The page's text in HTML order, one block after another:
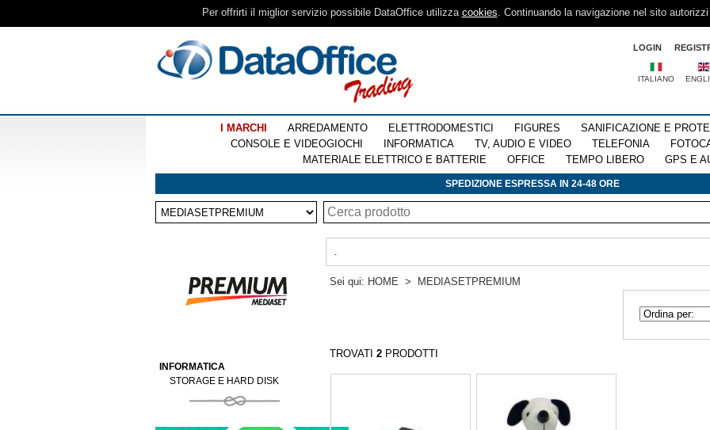
Per offrirti il miglior servizio possibile DataOffice utilizza cookies. Continuando la navigazione nel sito
LOGIN
ITALIANO
I MARCHI ARREDAMENTO ELETTRODOMESTICI FIGURES
SANIFICAZIONE E
CONSOLE E VIDEOGIOCHI
INFORMATICA TV, AUDIO E VIDEO TELEFONIA
MATERIALE ELETTRICO E BATTERIE
OFFICE TEMPO LIBERO GPS E
SPEDIZIONE ESPRESSA IN 24-48 ORE
INFORMATICA
STORAGE E HARD DISK
.
Sei qui: HOME > MEDIASETPREMIUM
TROVATI 2PRODOTTI